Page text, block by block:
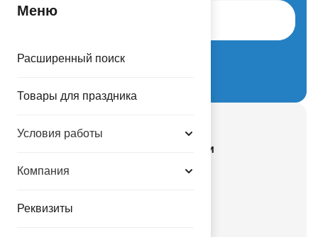
Меню
Расширенный поиск
Товары для праздника
Условия работы
Компания
Реквизиты
Забыли пароль?
Все действующие акции и скидки
Все новинки каталога
Новости компании